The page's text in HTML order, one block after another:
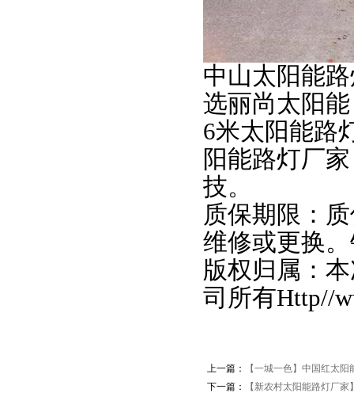
中山太阳能
选丽尚太阳
6米太阳能路
阳能路灯厂
技。
质保期限：
维修或更换
版权归属：
司所有Http//
上一篇：
【一城一色】中国红太
下一篇：
【新农村太阳能路灯厂